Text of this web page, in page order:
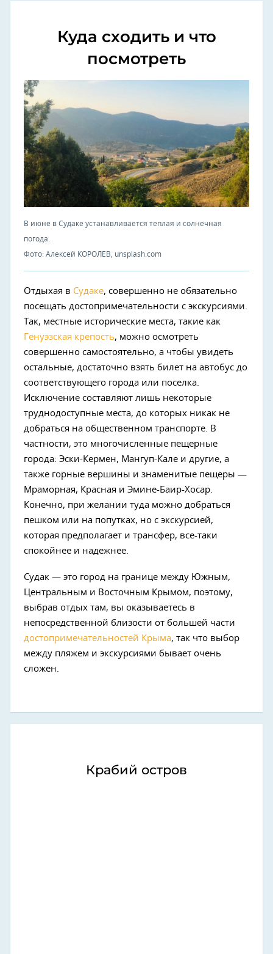
Куда сходить и что
посмотреть
В июне в Судаке устанавливается теплая и солнечная
погода.
Фото: Алексей КОРОЛЕВ, unsplash.com
Отдыхая в Судаке, совершенно не обязательно
посещать достопримечательности с экскурсиями.
Так, местные исторические места, такие как
Генуэзская крепость, можно осмотреть
совершенно самостоятельно, а чтобы увидеть
остальные, достаточно взять билет на автобус до
соответствующего города или поселка.
Исключение составляют лишь некоторые
труднодоступные места, до которых никак не
добраться на общественном транспорте. В
частности, это многочисленные пещерные
города: Эски-Кермен, Мангуп-Кале и другие, а
также горные вершины и знаменитые пещеры —
Мраморная, Красная и Эмине-Баир-Хосар.
Конечно, при желании туда можно добраться
пешком или на попутках, но с экскурсией,
которая предполагает и трансфер, все-таки
спокойнее и надежнее.
Судак — это город на границе между Южным,
Центральным и Восточным Крымом, поэтому,
выбрав отдых там, вы оказываетесь в
непосредственной близости от большей части
достопримечательностей Крыма, так что выбор
между пляжем и экскурсиями бывает очень
сложен.
Крабий остров